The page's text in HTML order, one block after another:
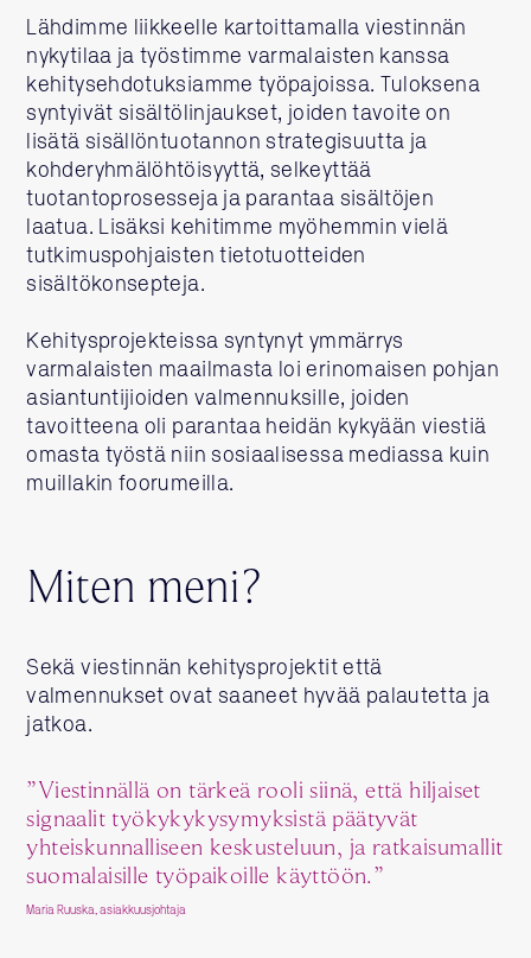
Lähdimme liikkeelle kartoittamalla viestinnän
nykytilaa ja työstimme varmalaisten kanssa
kehitysehdotuksiamme työpajoissa. Tuloksena
syntyivät sisältölinjaukset, joiden tavoite on
lisätä sisällöntuotannon strategisuutta ja
kohderyhmälöhtöisyyttä, selkeyttää
tuotantoprosesseja ja parantaa sisältöjen
laatua. Lisäksi kehitimme myöhemmin vielä
tutkimuspohjaisten tietotuotteiden
sisältökonsepteja.
Kehitysprojekteissa syntynyt ymmärrys
varmalaisten maailmasta loi erinomaisen pohjan
asiantuntijioiden valmennuksille, joiden
tavoitteena oli parantaa heidän kykyään viestiä
omasta työstä niin sosiaalisessa mediassa kuin
muillakin foorumeilla.
Miten meni?
Sekä viestinnän kehitysprojektit että
valmennukset ovat saaneet hyvää palautetta ja
jatkoa.
”Viestinnällä on tärkeä rooli siinä, että hiljaiset
signaalit työkykykysymyksistä päätyvät
yhteiskunnalliseen keskusteluun, ja ratkaisumallit
suomalaisille työpaikoille käyttöön.”
Maria Ruuska, asiakkuusjohtaja